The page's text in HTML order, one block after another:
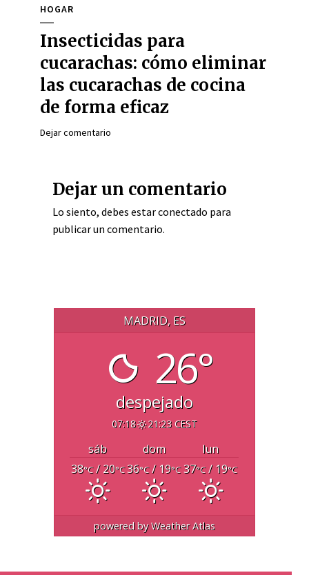
HOGAR
Insecticidas para
cucarachas: cómo eliminar
las cucarachas de cocina
de forma eficaz
Dejar comentario
Dejar un comentario
Lo siento, debes estarconectado para
publicar un comentario.
MADRID, ES
26°
despejado
07:18 21:23 CEST
sáb dom
lun
38°C/ 20°C36°C/ 19°C 37°C/ 19°C
powered byWeather Atlas